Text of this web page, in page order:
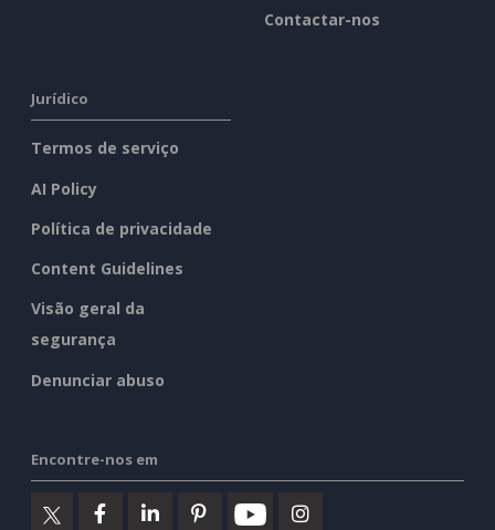
Contactar-nos
Jurídico
Termos de serviço
AI Policy
Política de privacidade
Content Guidelines
Visão geral da
segurança
Denunciar abuso
Encontre-nos em